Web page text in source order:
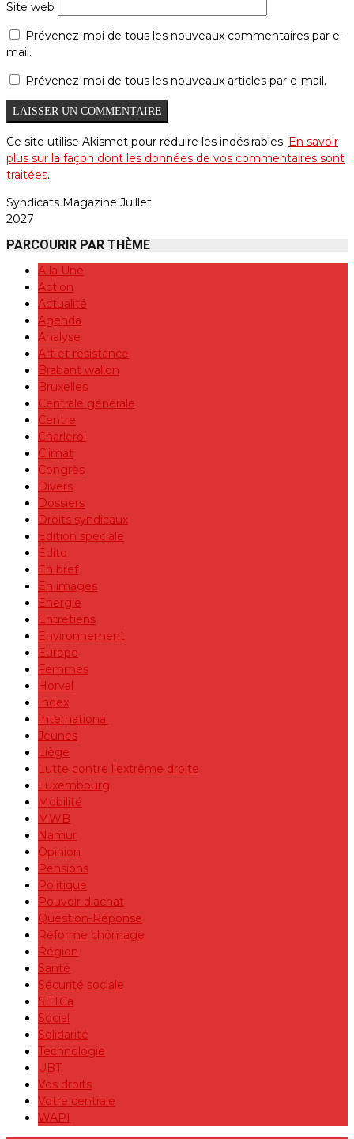
Site web
Prévenez-moi de tous les nouveaux commentaires par e-
mail.
Prévenez-moi de tous les nouveaux articles par e-mail.
Ce site utilise Akismet pour réduire les indésirables. En savoir
plus sur la façon dont les données de vos commentaires sont
traitées.
Syndicats Magazine Juillet
2027
PARCOURIR PAR THÈME
A la Une
Action
Actualité
Agenda
Analyse
Art et résistance
Brabant wallon
Bruxelles
Centrale générale
Centre
Charleroi
Climat
Congrès
Divers
Dossiers
Droits syndicaux
Edition spéciale
Edito
En bref
En images
Energie
Entretiens
Environnement
Europe
Femmes
Horval
Index
International
Jeunes
Liège
Lutte contre l'extrême droite
Luxembourg
Mobilité
MWB
Namur
Opinion
Pensions
Politique
Pouvoir d'achat
Question-Réponse
Réforme chômage
Région
Santé
Sécurité sociale
SETCa
Social
Solidarité
Technologie
UBT
Vos droits
Votre centrale
WAPI